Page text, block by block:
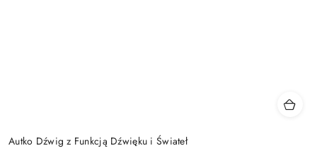
Autko Dźwig z Funkcją Dźwięku i Świateł